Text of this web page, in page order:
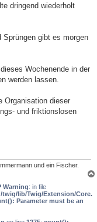
dringend wiederholt
Sprüngen gibt es morgen
Wochenende in der
werden lassen.
Organisation dieser
und friktionslosen
und ein Fischer.
Warning: in file
lib/Twig/Extension/Core.
Parameter must be an